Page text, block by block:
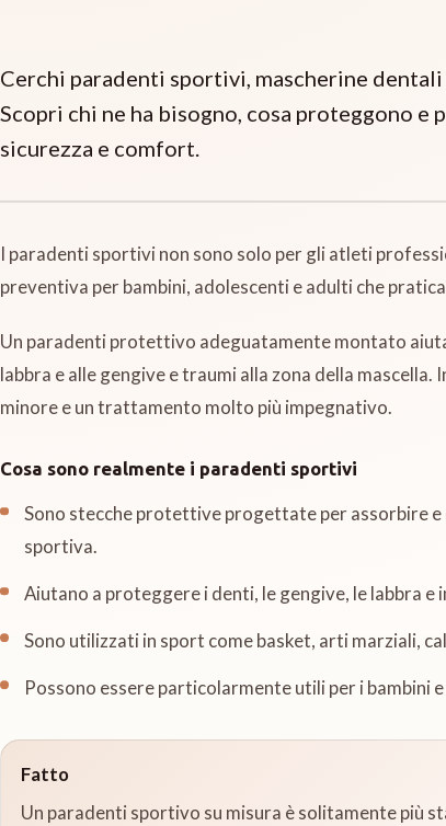
Cerchi paradenti sportivi, mascherine
Scopri chi ne ha bisogno, cosa proteggono
sicurezza e comfort.
I paradenti sportivi non sono solo per gli atleti
preventiva per bambini, adolescenti e adulti che
Un paradenti protettivo adeguatamente montato
labbra e alle gengive e traumi alla zona della
minore e un trattamento molto più impegnativo.
Cosa sono realmente i paradenti sportivi
Sono stecche protettive progettate per assorbire
sportiva.
Aiutano a proteggere i denti, le gengive, le labbra e
Sono utilizzati in sport come basket, arti marziali,
Possono essere particolarmente utili per i bambini
Fatto
Un paradenti sportivo su misura è solitamente più